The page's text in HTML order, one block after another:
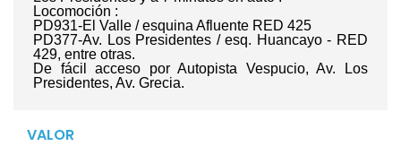
Locomoción :
PD931-El Valle / esquina Afluente RED 425
PD377-Av. Los Presidentes / esq. Huancayo - RED
429, entre otras.
De fácil acceso por Autopista Vespucio, Av. Los
Presidentes, Av. Grecia.
VALOR